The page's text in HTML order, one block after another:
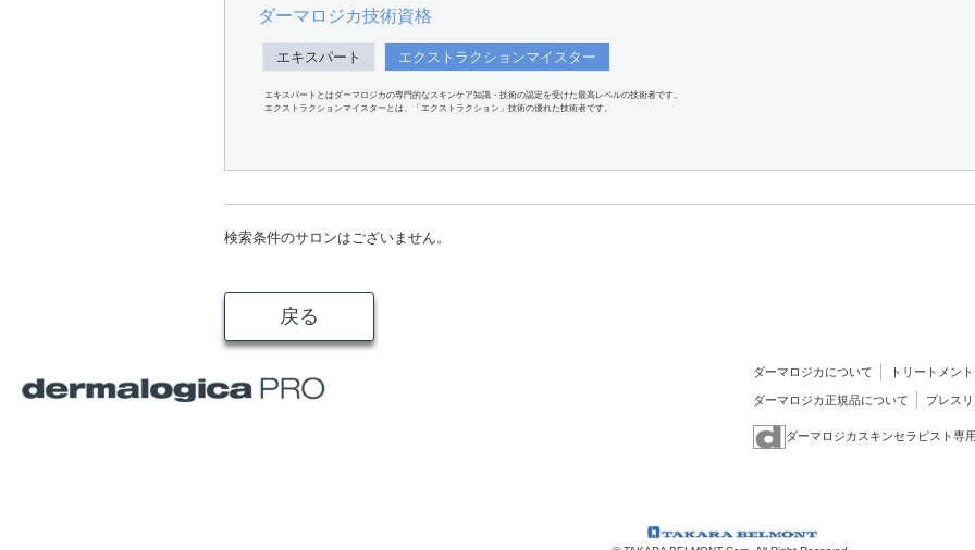
ダーマロジカ技術資格
エキスパート エクストラクションマイスター
エキスパートとはダーマロジカの専門的なスキンケア知識・技術の認定を受けた最高レベルの技術者です。
エクストラクションマイスターとは、「エクストラクション」技術の優れた技術者です。
検索条件のサロンはございません。
戻る
ダーマロジカについて トリートメント
ダーマロジカ正規品について プレス
ダーマロジカスキンセラピスト専